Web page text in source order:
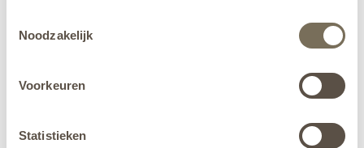
jehier.
Noodzakelijk
Voorkeuren
Statistieken